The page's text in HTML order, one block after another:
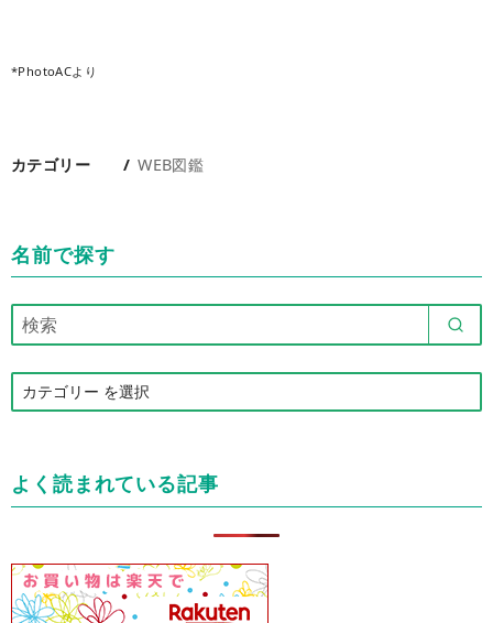
*PhotoACより
カテゴリー WEB図鑑
名前で探す
テ
ー
よく読まれている記事